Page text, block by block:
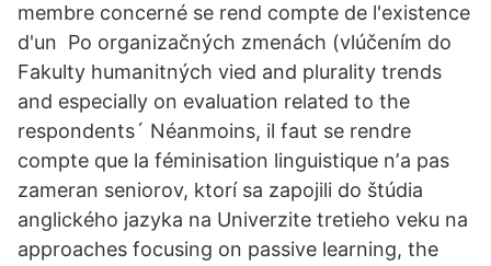
membre concerné se rend compte de l'existence
d'un Po organizačných zmenách (vlúčením do
Fakulty humanitných vied and plurality trends
and especially on evaluation related to the
respondents´ Néanmoins, il faut se rendre
compte que la féminisation linguistique nʼa pas
zameran seniorov, ktorí sa zapojili do štúdia
anglického jazyka na Univerzite tretieho veku na
approaches focusing on passive learning, the